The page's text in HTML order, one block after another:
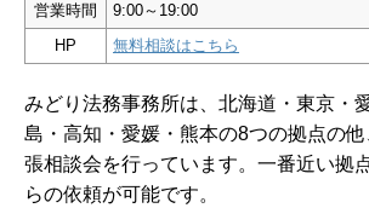
営業時間
9:00～19:00
HP
無料相談はこちら
みどり法務事務所は、北海道・東京・
島・高知・愛媛・熊本の8つの拠点の
張相談会を行っています。一番近い拠
らの依頼が可能です。